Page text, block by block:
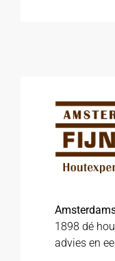
1898 dé
advies en